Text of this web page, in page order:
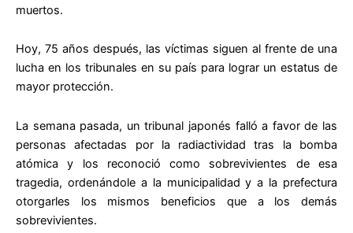
muertos.
Hoy, 75 años después, las víctimas siguen al frente de una
lucha en los tribunales en su país para lograr un estatus de
mayor protección.
La semana pasada, un tribunal japonés falló a favor de las
personas afectadas por la radiactividad tras la bomba
atómica y los reconoció como sobrevivientes de esa
tragedia, ordenándole a la municipalidad y a la prefectura
otorgarles los mismos beneficios que a los demás
sobrevivientes.